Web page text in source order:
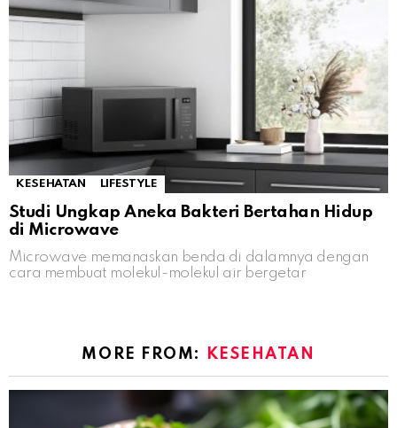
KESEHATAN LIFESTYLE
Studi Ungkap Aneka Bakteri Bertahan Hidup
di Microwave
Microwave memanaskan benda di dalamnya dengan
cara membuat molekul-molekul air bergetar
MORE FROM: KESEHATAN